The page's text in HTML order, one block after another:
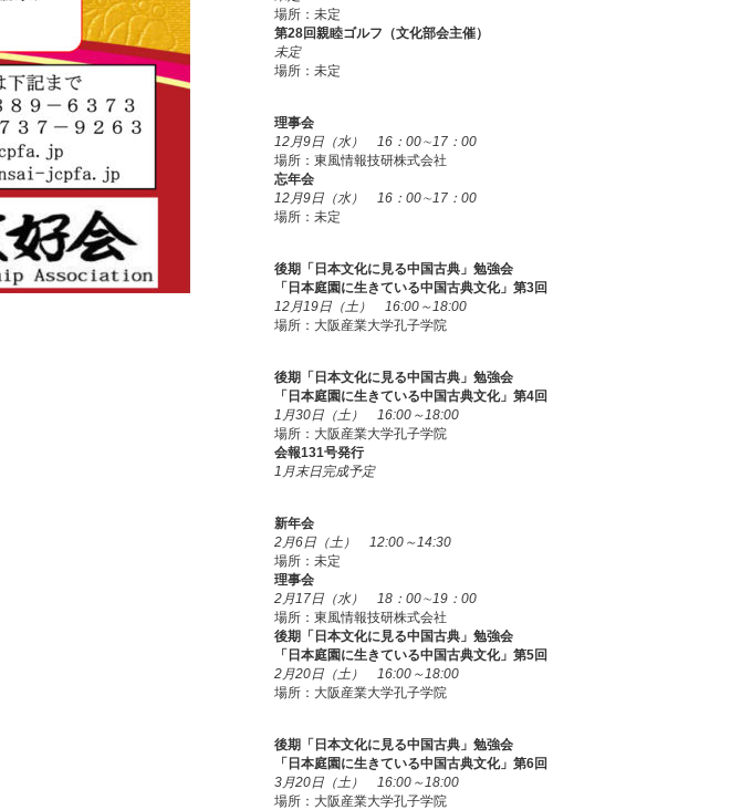
場所：未定
第28回親睦ゴルフ（文化部会主催）
未定
場所：未定
理事会
12月9日（水） 16：00∼17：00
場所：東風情報技研株式会社
忘年会
12月9日（水） 16：00∼17：00
場所：未定
後期「日本文化に見る中国古典」勉強会
「日本庭園に生きている中国古典文化」第3回
12月19日（土） 16:00～18:00
場所：大阪産業大学孔子学院
後期「日本文化に見る中国古典」勉強会
「日本庭園に生きている中国古典文化」第4回
1月30日（土） 16:00～18:00
場所：大阪産業大学孔子学院
会報131号発行
1月末日完成予定
新年会
2月6日（土） 12:00～14:30
場所：未定
理事会
2月17日（水） 18：00∼19：00
場所：東風情報技研株式会社
後期「日本文化に見る中国古典」勉強会
「日本庭園に生きている中国古典文化」第5回
2月20日（土） 16:00～18:00
場所：大阪産業大学孔子学院
後期「日本文化に見る中国古典」勉強会
「日本庭園に生きている中国古典文化」第6回
3月20日（土） 16:00～18:00
場所：大阪産業大学孔子学院